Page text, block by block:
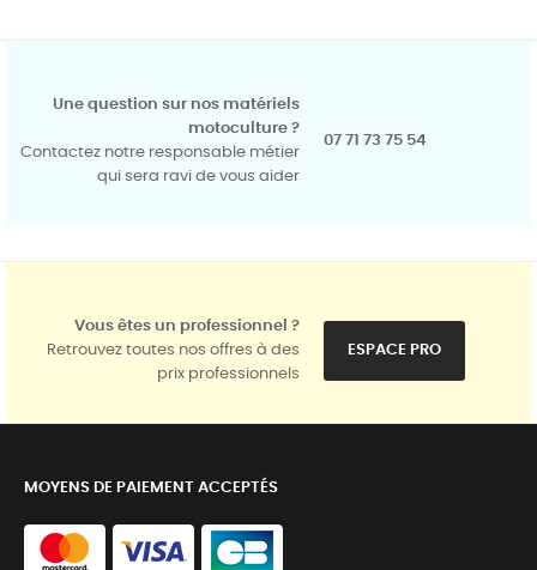
Une question sur nos matériels
motoculture ?
Contactez notre responsable métier
qui sera ravi de vous aider
07 71 73 75 54
Vous êtes un professionnel ?
Retrouvez toutes nos offres à des
prix professionnels
ESPACE PRO
MOYENS DE PAIEMENT ACCEPTÉS